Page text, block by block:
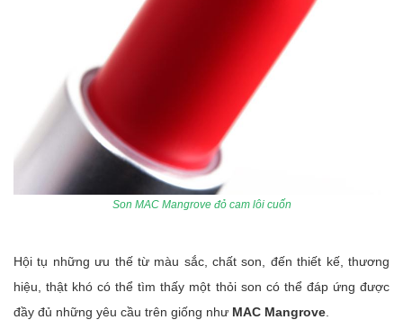
Son MAC Mangrove đỏ cam lôi cuốn
Hội tụ những ưu thế từ màu sắc, chất son, đến thiết kế, thương
hiệu, thật khó có thể tìm thấy một thỏi son có thể đáp ứng được
đầy đủ những yêu cầu trên giống như MAC Mangrove